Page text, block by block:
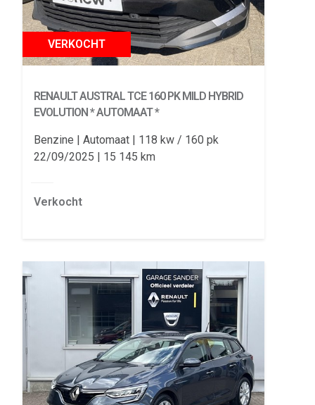
VERKOCHT
RENAULT AUSTRALTCE 160 PK MILD HYBRID
EVOLUTION * AUTOMAAT *
Benzine Automaat
118 kw / 160 pk
22/09/2025
15 145 km
Verkocht